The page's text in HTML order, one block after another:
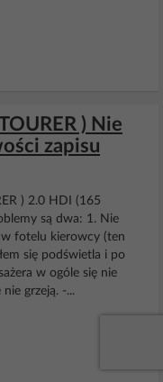
) Nie
zapisu
) 2.0 HDI (165
są dwa: 1. Nie
w fotelu kierowcy (ten
się podświetla i po
w ogóle się nie
grzeją. -...